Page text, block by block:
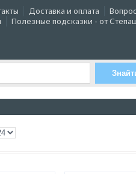
Доставка и оплата
Полезные подсказки - от